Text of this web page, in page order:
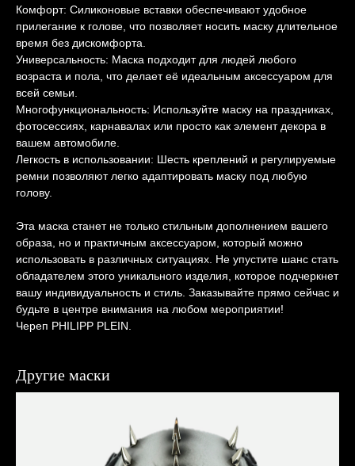
Комфорт: Силиконовые вставки обеспечивают удобное
прилегание к голове, что позволяет носить маску длительное
время без дискомфорта.
Универсальность: Маска подходит для людей любого
возраста и пола, что делает её идеальным аксессуаром для
всей семьи.
Многофункциональность: Используйте маску на праздниках,
фотосессиях, карнавалах или просто как элемент декора в
вашем автомобиле.
Легкость в использовании: Шесть креплений и регулируемые
ремни позволяют легко адаптировать маску под любую
голову.
Эта маска станет не только стильным дополнением вашего
образа, но и практичным аксессуаром, который можно
использовать в различных ситуациях. Не упустите шанс стать
обладателем этого уникального изделия, которое подчеркнет
вашу индивидуальность и стиль. Заказывайте прямо сейчас и
будьте в центре внимания на любом мероприятии!
Череп PHILIPP PLEIN.
Другие маски